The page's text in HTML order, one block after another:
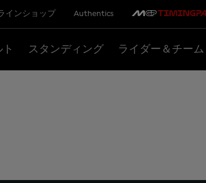
インショップ Authentics
ト スタンディング ライダー＆チーム